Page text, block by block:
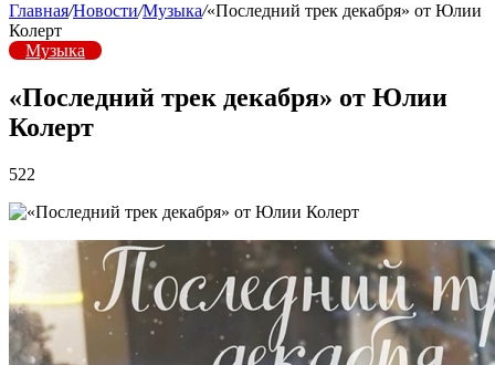
Главная/Новости/Музыка/«Последний трек декабря» от Юлии
Колерт
Музыка
«Последний трек декабря» от Юлии
Колерт
522